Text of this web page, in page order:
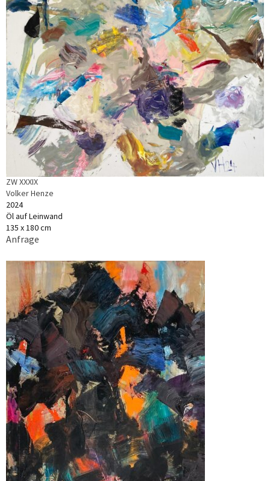
ZW XXXIX
Volker Henze
2024
Öl auf Leinwand
135 x 180 cm
Anfrage